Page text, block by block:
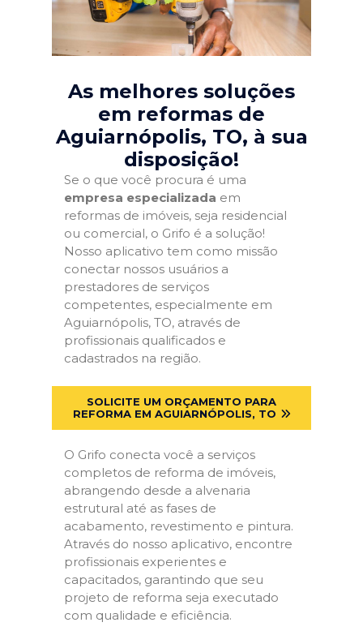
As melhores soluções
em reformas de
Aguiarnópolis, TO, à sua
disposição!
Se o que você procura é uma
empresa especializada em
reformas de imóveis, seja residencial
ou comercial, o Grifo é a solução!
Nosso aplicativo tem como missão
conectar nossos usuários a
prestadores de serviços
competentes, especialmente em
Aguiarnópolis, TO, através de
profissionais qualificados e
cadastrados na região.
SOLICITE UM ORÇAMENTO PARA
REFORMA EM AGUIARNÓPOLIS, TO
O Grifo conecta você a serviços
completos de reforma de imóveis,
abrangendo desde a alvenaria
estrutural até as fases de
acabamento, revestimento e pintura.
Através do nosso aplicativo, encontre
profissionais experientes e
capacitados, garantindo que seu
projeto de reforma seja executado
com qualidade e eficiência.